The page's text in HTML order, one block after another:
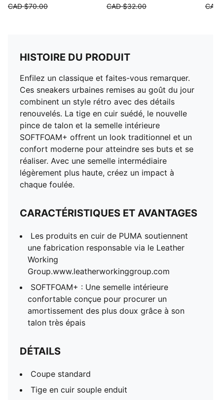
CAD $70.00
CAD $32.00
HISTOIRE DU PRODUIT
Enfilez un classique et faites-vous remarquer.
Ces sneakers urbaines remises au goût du jour
combinent un style rétro avec des détails
renouvelés. La tige en cuir suédé, le nouvelle
pince de talon et la semelle intérieure
SOFTFOAM+ offrent un look traditionnel et un
confort moderne pour atteindre ses buts et se
réaliser. Avec une semelle intermédiaire
légèrement plus haute, créez un impact à
chaque foulée.
CARACTÉRISTIQUES ET AVANTAGES
Les produits en cuir de PUMA soutiennent
une fabrication responsable via le Leather
Working
Group.www.leatherworkinggroup.com
SOFTFOAM+ : Une semelle intérieure
confortable conçue pour procurer un
amortissement des plus doux grâce à son
talon très épais
DÉTAILS
Coupe standard
Tige en cuir souple enduit